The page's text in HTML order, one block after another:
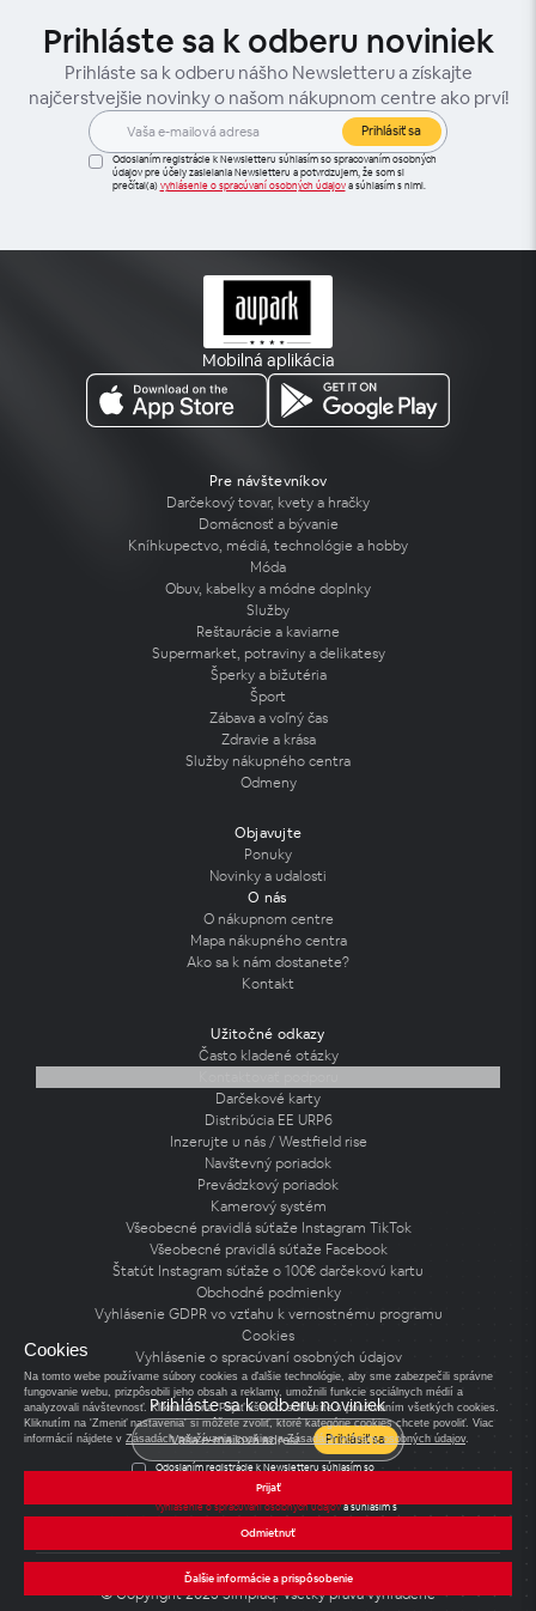
Cookies
Na tomto webe používame súbory cookies a ďalšie technológie, aby sme zabezpečili správne
fungovanie webu, prizpôsobili jeho obsah a reklamy, umožnili funkcie sociálnych médií a
analyzovali návštevnosť. Kliknutím na 'Prijať všetko' súhlasíte s používaním všetkých cookies.
Kliknutím na 'Zmeniť nastavenia' si môžete zvoliť, ktoré kategórie cookies chcete povoliť. Viac
informácií nájdete v Zásadách používania cookiesaZásadách ochrany osobných údajov.
Prijať
Odmietnuť
Ďalšie informácie a prispôsobenie
Prihláste sa k odberu noviniek
Prihláste sa k odberu nášho Newsletteru a získajte
najčerstvejšie novinky o našom nákupnom centre ako prví!
Prihlásiť sa
Odoslaním registrácie k Newsletteru súhlasím so spracovaním osobných
údajov pre účely zasielania Newsletteru a potvrdzujem, že som si
prečítal(a) vyhlásenie o spracúvaní osobných údajova súhlasím s nimi.
Mobilná aplikácia
Pre návštevníkov
Darčekový tovar, kvety a hračky
Domácnosť a bývanie
Kníhkupectvo, médiá, technológie a hobby
Móda
Obuv, kabelky a módne doplnky
Služby
Reštaurácie a kaviarne
Supermarket, potraviny a delikatesy
Šperky a bižutéria
Šport
Zábava a voľný čas
Zdravie a krása
Služby nákupného centra
Odmeny
Objavujte
Ponuky
Novinky a udalosti
O nás
O nákupnom centre
Mapa nákupného centra
Ako sa k nám dostanete?
Kontakt
Užitočné odkazy
Často kladené otázky
Darčekové karty
Distribúcia EE URP6
Inzerujte u nás / Westfield rise
Navštevný poriadok
Prevádzkový poriadok
Kamerový systém
Všeobecné pravidlá súťaže Instagram TikTok
Všeobecné pravidlá súťaže Facebook
Štatút Instagram súťaže o 100€ darčekovú kartu
Obchodné podmienky
Vyhlásenie GDPR vo vzťahu k vernostnému programu
Cookies
Vyhlásenie o spracúvaní osobných údajov
Prihláste sa k odberu noviniek
Prihlásiť sa
Odoslaním registrácie k Newsletteru súhlasím so
Newsletteru a potvrdzujem, že som si prečítal(a)
vyhlásenie o spracúvaní osobných údajova súhlasím s
nimi.
© Copyright 2025 Simplaq. Všetky práva vyhradené